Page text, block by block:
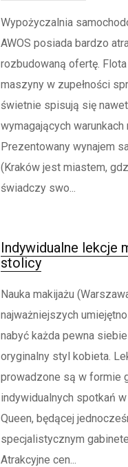
Wypożyczalnia
AWOS posiada bardzo
rozbudowaną ofertę.
maszyny w zupełności
świetnie spisują się
wymagających warunkach
Prezentowany wynajem
(Kraków jest miastem,
świadczy swo...
Indywidualne lekcje
stolicy
Nauka makijażu
najważniejszych
nabyć każda pewna
oryginalny styl kobieta.
prowadzone są w formie
indywidualnych spotkań
Queen, będącej
specjalistycznym
Atrakcyjne cen...